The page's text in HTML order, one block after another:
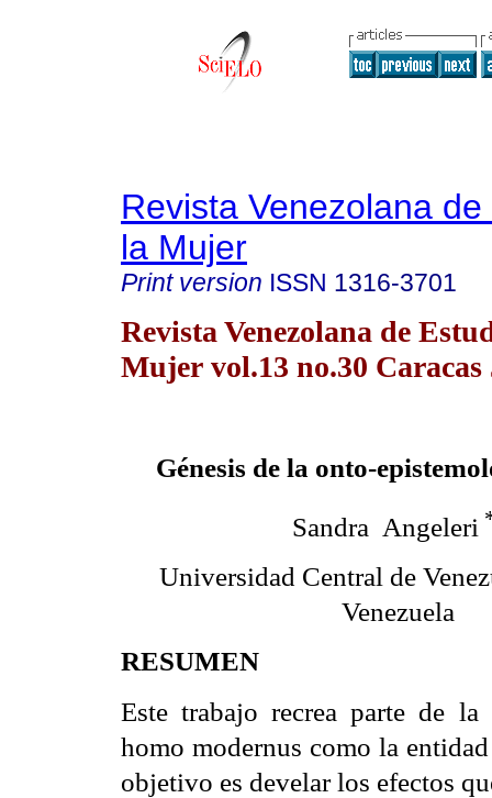
Revista Venezolana
la Mujer
Print version ISSN 1316-3701
Revista Venezolana de
Mujer vol.13 no.30 Caracas
Génesis de la onto-
Sandra Angeleri
Universidad Central de
Venezuela
RESUMEN
Este trabajo recrea parte de
homo modernus como la
objetivo es develar los efectos